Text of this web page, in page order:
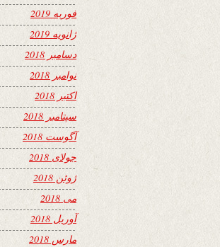
فوریه 2019
ژانویه 2019
دسامبر 2018
نوامبر 2018
اکتبر 2018
سپتامبر 2018
آگوست 2018
جولای 2018
ژوئن 2018
می 2018
آوریل 2018
مارس 2018